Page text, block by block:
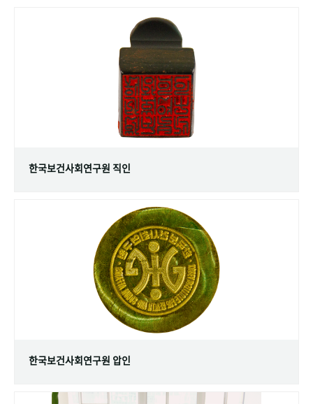
숫자로 보는 50년 50+1
한국보건사회연구원 직인
한국보건사회연구원 압인